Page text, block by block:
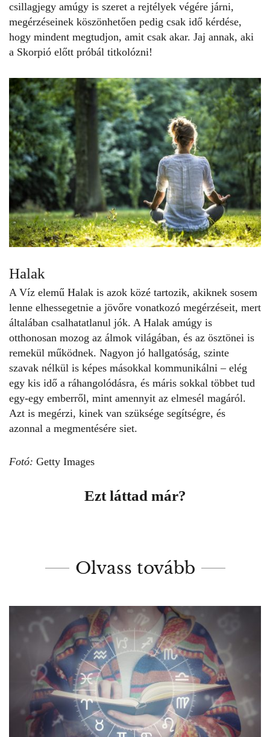
csillagjegy amúgy is szeret a rejtélyek végére járni,
megérzéseinek köszönhetően pedig csak idő kérdése,
hogy mindent megtudjon, amit csak akar. Jaj annak, aki
a Skorpió előtt próbál titkolózni!
Halak
A Víz elemű Halak is azok közé tartozik, akiknek sosem
lenne elhessegetnie a jövőre vonatkozó megérzéseit, mert
általában csalhatatlanul jók. A Halak amúgy is
otthonosan mozog az álmok világában, és az ösztönei is
remekül működnek. Nagyon jó hallgatóság, szinte
szavak nélkül is képes másokkal kommunikálni – elég
egy kis idő a ráhangolódásra, és máris sokkal többet tud
egy-egy emberről, mint amennyit az elmesél magáról.
Azt is megérzi, kinek van szüksége segítségre, és
azonnal a megmentésére siet.
Fotó: Getty Images
Ezt láttad már?
Olvass tovább